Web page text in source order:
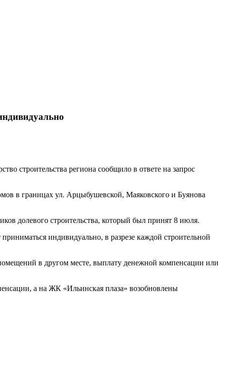
строительства региона сообщило в ответе на запрос
в границах ул. Арцыбушевской, Маяковского и Буянова
долевого строительства, который был принят 8 июля.
индивидуально, в разрезе каждой строительной
в другом месте, выплату денежной компенсации или
а на ЖК «Ильинская плаза» возобновлены